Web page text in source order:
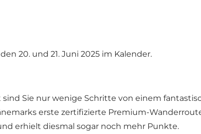
20. und 21. Juni 2025 im Kalender.
Sie nur wenige Schritte von einem
erste zertifizierte Premium-
erhielt diesmal sogar noch mehr Punkte.